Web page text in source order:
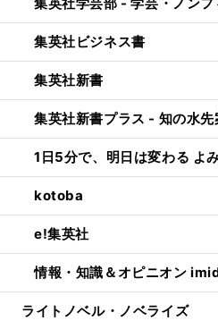
集英社ビジネス書
集英社新書
集英社新書プラス - 知の水先
1日5分で、明日は変わる よ
kotoba
e!集英社
情報・知識＆オピニオン
ライトノベル・ノベライズ